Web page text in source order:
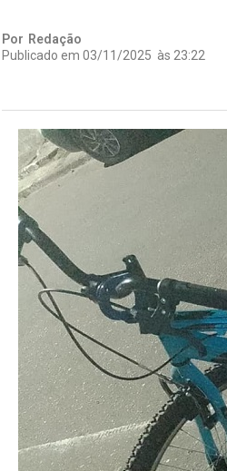
Por Redação
Publicado em 03/11/2025 às 23:22